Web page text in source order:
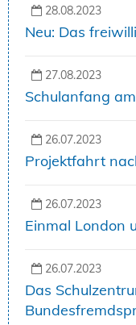
28.08.2023
Neu: Das
27.08.2023
Schulanfang
26.07.2023
Projektfahrt
26.07.2023
Einmal London
26.07.2023
Das